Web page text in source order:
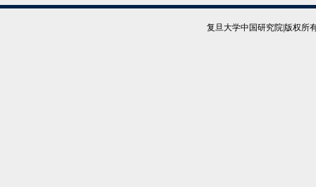
复旦大学中国研究院|版权所